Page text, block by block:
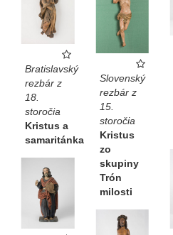
Bratislavský
rezbár z
18.
storočia
Kristus a
samaritánka
Slovenský
rezbár z
15.
storočia
Kristus
zo
skupiny
Trón
milosti